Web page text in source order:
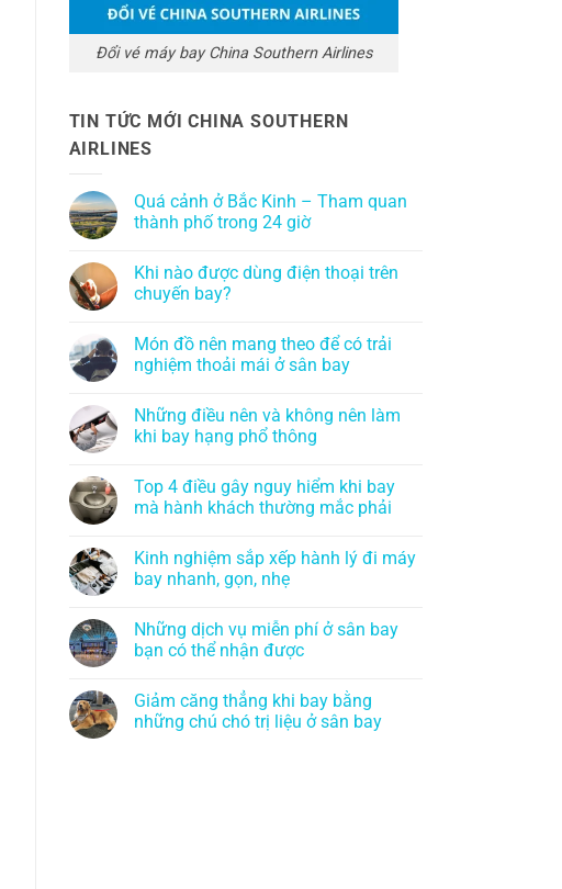
Đổi vé máy bay China Southern Airlines
TIN TỨC MỚI CHINA SOUTHERN
AIRLINES
Quá cảnh ở Bắc Kinh – Tham quan
thành phố trong 24 giờ
Khi nào được dùng điện thoại trên
chuyến bay?
Món đồ nên mang theo để có trải
nghiệm thoải mái ở sân bay
Những điều nên và không nên làm
khi bay hạng phổ thông
Top 4 điều gây nguy hiểm khi bay
mà hành khách thường mắc phải
Kinh nghiệm sắp xếp hành lý đi máy
bay nhanh, gọn, nhẹ
Những dịch vụ miễn phí ở sân bay
bạn có thể nhận được
Giảm căng thẳng khi bay bằng
những chú chó trị liệu ở sân bay